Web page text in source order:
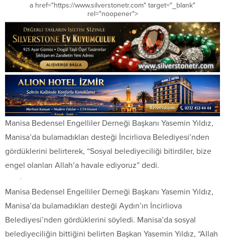
a href="https://www.silverstonetr.com" target="_blank"
rel="noopener">
Manisa Bedensel Engelliler Derneği Başkanı Yasemin Yıldız,
Manisa’da bulamadıkları desteği İncirliova Belediyesi’nden
gördüklerini belirterek, “Sosyal belediyeciliği bitirdiler, bize
engel olanları Allah’a havale ediyoruz” dedi.
Manisa Bedensel Engelliler Derneği Başkanı Yasemin Yıldız,
Manisa’da bulamadıkları desteği Aydın’ın İncirliova
Belediyesi’nden gördüklerini söyledi. Manisa’da sosyal
belediyeciliğin bittiğini belirten Başkan Yasemin Yıldız, “Allah